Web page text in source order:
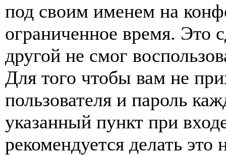
под своим именем на
ограниченное время. Это
другой не смог
Для того чтобы вам не
пользователя и пароль
указанный пункт при
рекомендуется делать